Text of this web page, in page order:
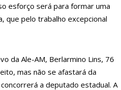
válida e deve ser respeitada
morre em São Paulo
esforço será para formar uma
que pelo trabalho excepcional
da Ale-AM, Berlarmino Lins, 76
mas não se afastará da
a deputado estadual. A